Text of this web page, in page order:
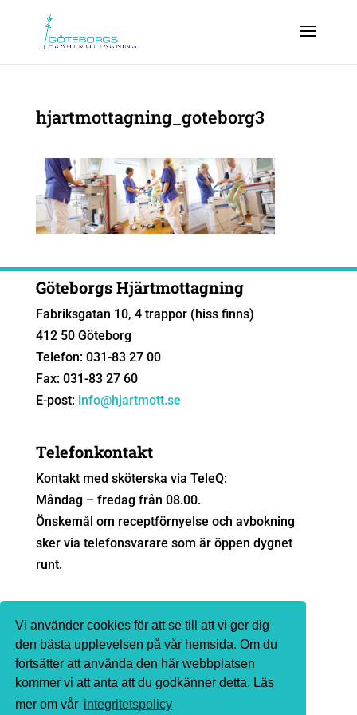
Vi använder cookies för att se till att vi ger dig
den bästa upplevelsen på vår hemsida. Om du
fortsätter att använda den här webbplatsen
kommer vi att anta att du godkänner detta. Läs
mer om vår integritetspolicy
hjartmottagning_goteborg3
Göteborgs Hjärtmottagning
Fabriksgatan 10, 4 trappor (hiss finns)
412 50 Göteborg
Telefon: 031-83 27 00
Fax: 031-83 27 60
E-post: info@hjartmott.se
Telefonkontakt
Kontakt med sköterska via TeleQ:
Måndag – fredag från 08.00.
Önskemål om receptförnyelse och avbokning
sker via telefonsvarare som är öppen dygnet
runt.
Sjukvårdsrådgivning
Ingen sjukvårdsrådgivning sker via e-post. Vi
hänvisar till1177.seeller telefon 1177 för
sjukvårdsrådgivning.